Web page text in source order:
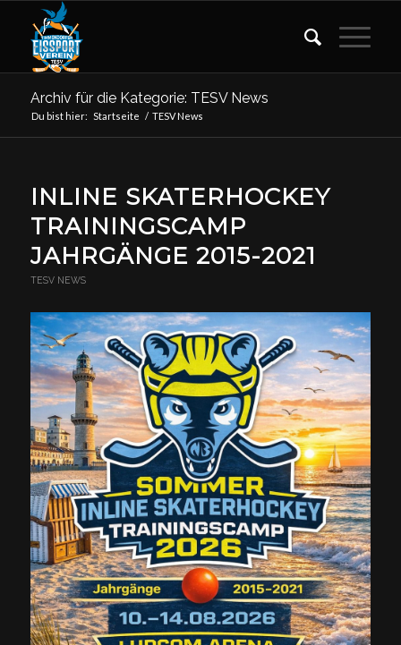
Archiv für die Kategorie: TESV News
Du bist hier: Startseite / TESV News
INLINE SKATERHOCKEY
TRAININGSCAMP
JAHRGÄNGE 2015-2021
TESV NEWS